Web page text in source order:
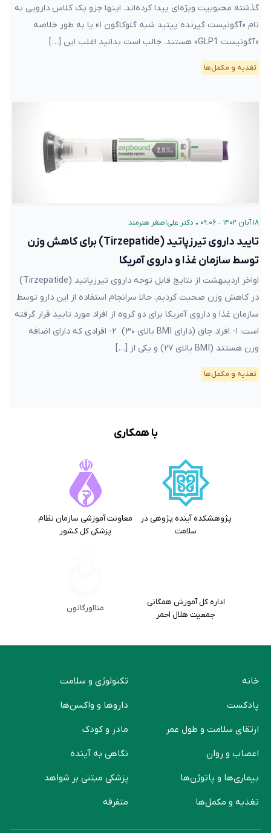
گذشته محبوبیت ویژه‌ای پیدا کرده‌اند. اینها جزو یک کلاس دارویی به
نام «آگونیست گیرنده پپتید شبه گلوکاگون ۱» یا به طور خلاصه
«آگونیست GLP1» هستند. جالب است بدانید اغلب این […]
تغذیه و مکمل‌ها
۱۸ آبان ۱۴۰۲ – ۰۹:۰۶ • دکتر علی‌اصغر هنرمند
تایید داروی تیرزپاتید (Tirzepatide) برای کاهش وزن
توسط سازمان غذا و داروی آمریکا
اواخر اردیبهشت از نتایج قابل توجه داروی تیرزپاتید (Tirzepatide)
در کاهش وزن صحبت کردیم. حالا سرانجام استفاده از این دارو توسط
سازمان غذا و داروی آمریکا برای دو گروه از افراد مورد تایید قرار گرفته
است: ۱- افراد چاق (دارای BMI بالای ۳۰) ۲- افرادی که دارای اضافه
وزن هستند (BMI بالای ۲۷) و یکی از […]
تغذیه و مکمل‌ها
با همکاری
پژوهشکده آینده پژوهی در
سلامت
معاونت آموزشی سازمان نظام
پزشکی کل کشور
اداره کل آموزش همگانی
جمعیت هلال احمر
متااورگانون
خانه
پادکست
ارتقای سلامت و طول عمر
اعصاب و روان
بیماری‌ها و پاتوژن‌ها
تغذیه و مکمل‌ها
تکنولوژی و سلامت
دارو‌ها و واکسن‌ها
مادر و کودک
نگاهی به آینده
پزشکی مبتنی بر شواهد
متفرقه